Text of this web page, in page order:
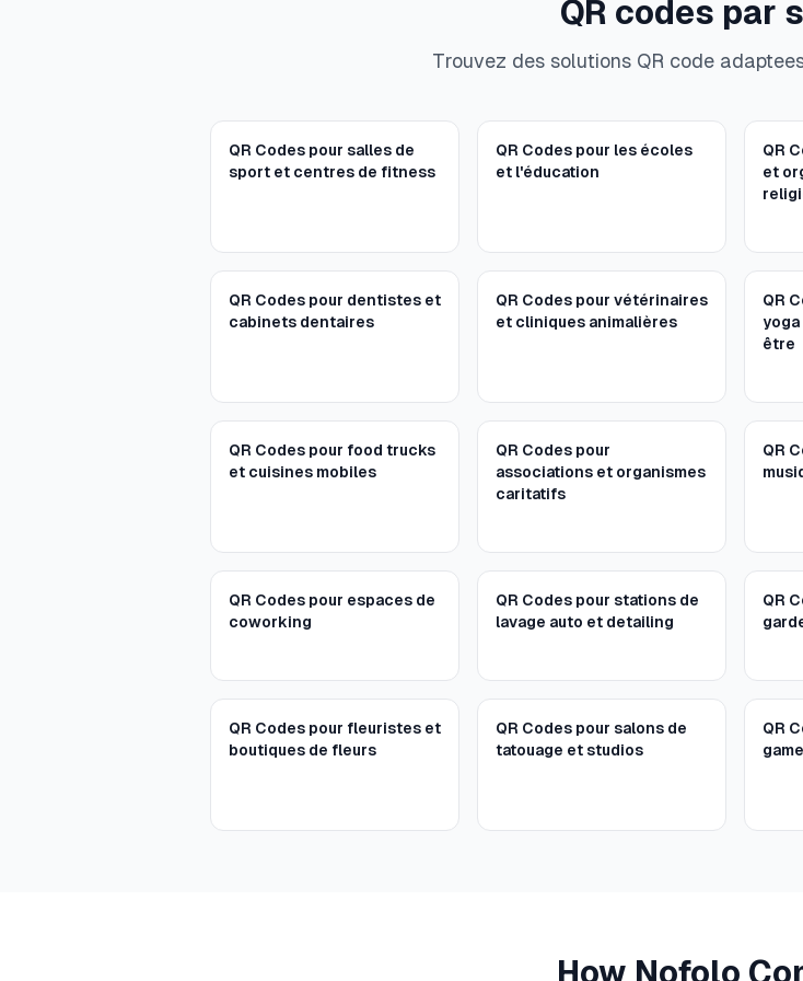
QR codes par
Trouvez des solutions QR code
QR Codes pour salles de
sport et centres de fitness
QR Codes pour les écoles
et l'éducation
QR
et
QR Codes pour dentistes et
cabinets dentaires
QR Codes pour vétérinaires
et cliniques animalières
QR
être
QR Codes pour food trucks
et cuisines mobiles
QR Codes pour
associations et organismes
caritatifs
QR
QR Codes pour espaces de
coworking
QR Codes pour stations de
lavage auto et detailing
QR
QR Codes pour fleuristes et
boutiques de fleurs
QR Codes pour salons de
tatouage et studios
QR
How Nofolo